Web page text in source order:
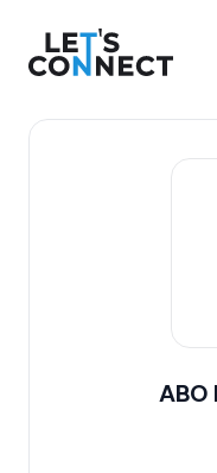
Let's Connect
ABO